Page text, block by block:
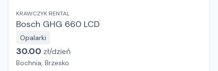
KRAWCZYK RENTAL
Bosch GHG 660 LCD
Opalarki
30.00 zł/dzień
Bochnia, Brzesko